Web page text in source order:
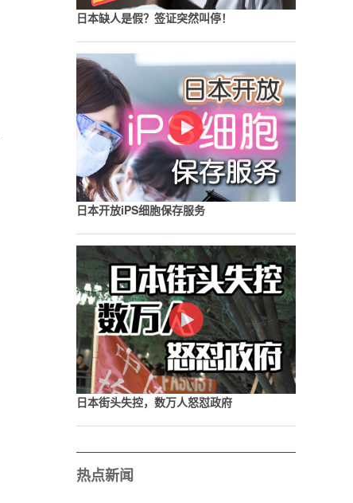
日本缺人是假？签证突然叫停！
日本开放iPS细胞保存服务
日本街头失控，数万人怒怼政府
热点新闻